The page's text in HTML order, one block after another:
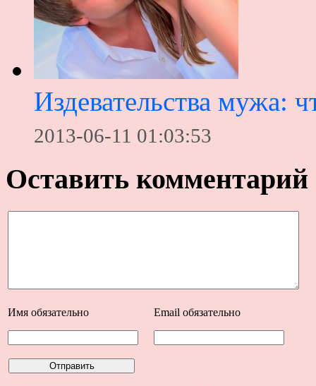
Издевательства мужа:
2013-06-11 01:03:53
Оставить комментарий
Имя обязательно Email обязательно